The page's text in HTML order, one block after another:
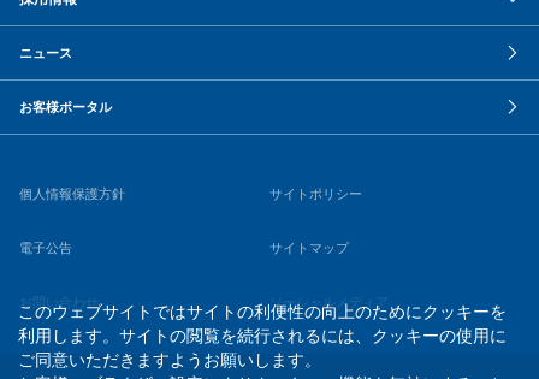
このウェブサイトではサイトの利便性の向上のためにクッキーを
利用します。サイトの閲覧を続行されるには、クッキーの使用に
ご同意いただきますようお願いします。
ニュース
お客様ポータル
個人情報保護方針 サイトポリシー
電子公告 サイトマップ
お問い合わせ ソーシャルメディア